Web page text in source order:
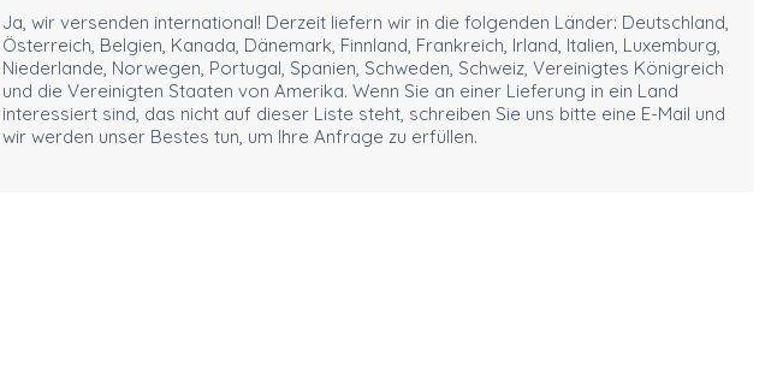
Ja, wir versenden international! Derzeit liefern wir in die folgenden Länder: Deutschland,
Österreich, Belgien, Kanada, Dänemark, Finnland, Frankreich, Irland, Italien, Luxemburg,
Niederlande, Norwegen, Portugal, Spanien, Schweden, Schweiz, Vereinigtes Königreich
und die Vereinigten Staaten von Amerika. Wenn Sie an einer Lieferung in ein Land
interessiert sind, das nicht auf dieser Liste steht, schreiben Sie uns bitte eine E-Mail und
wir werden unser Bestes tun, um Ihre Anfrage zu erfüllen.